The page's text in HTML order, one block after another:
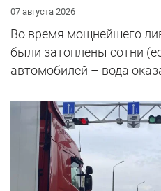
07 августа 2026
Во время мощнейшего
были затоплены сотни
автомобилей – вода